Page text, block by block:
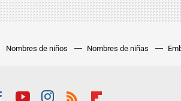
Nombres de niños Nombres de niñas